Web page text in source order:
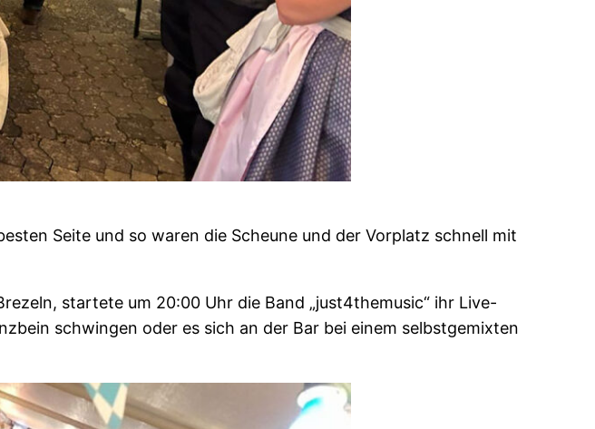
Seite und so waren die Scheune und der Vorplatz schnell mit
startete um 20:00 Uhr die Band „just4themusic“ ihr Live-
schwingen oder es sich an der Bar bei einem selbstgemixten